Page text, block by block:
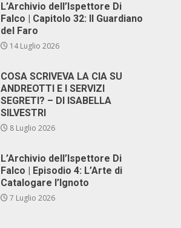
L’Archivio dell’Ispettore Di
Falco | Capitolo 32: Il Guardiano
del Faro
14 Luglio 2026
COSA SCRIVEVA LA CIA SU
ANDREOTTI E I SERVIZI
SEGRETI? – DI ISABELLA
SILVESTRI
8 Luglio 2026
L’Archivio dell’Ispettore Di
Falco | Episodio 4: L’Arte di
Catalogare l’Ignoto
7 Luglio 2026